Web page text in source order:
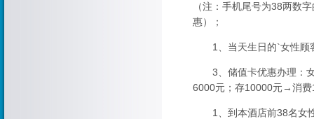
（注：手机尾号为38两数
惠）；
1、当天生日的`女性顾客
3、储值卡优惠办理：女
6000元；存10000元→消费
1、到本酒店前38名女性